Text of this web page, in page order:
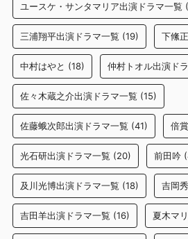
ユースケ・サンタマリア出演ドラマ一覧
三浦翔平出演ドラマ一覧 (19) 下絛
中村はやと (18) 仲村トオル出演ド
佐々木蔵之介出演ドラマ一覧 (15)
佐藤蛾次郎出演ドラマ一覧 (41) 倍
光石研出演ドラマ一覧 (20) 前田吟
及川光博出演ドラマ一覧 (18) 吉岡
吉田羊出演ドラマ一覧 (16) 夏木マ